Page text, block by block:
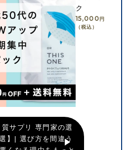
ク
15,000 円
（税込）
質サプリ 専門家の選
】| 選び方を間違う